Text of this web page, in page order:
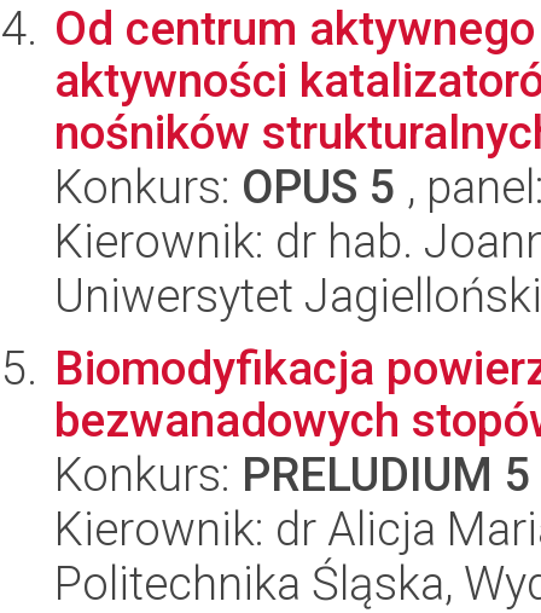
Od centrum
aktywności
nośników
Konkurs: OPUS 5 ,
Kierownik: dr hab.
Uniwersytet
Biomodyfikacja
bezwanadowych
Konkurs: PRELUDIUM 5
Kierownik: dr Alicja
Politechnika Śląska,